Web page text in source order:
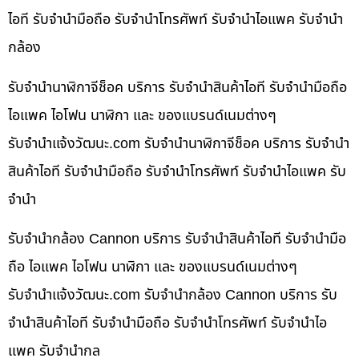
ไอที รับจำนำมือถือ รับจำนำโทรศัพท์ รับจำนำไอแพค รับจำนำ
กล้อง
รับจำนำนาฬิกาจีช็อค บริการ รับจำนำสินค้าไอที รับจำนำมือถือ
ไอแพค ไอโฟน นาฬิกา และ ของแบรนด์เนมต่างๆ
รับจํานําแจ้งวัฒนะ.com รับจำนำนาฬิกาจีช็อค บริการ รับจำนำ
สินค้าไอที รับจำนำมือถือ รับจำนำโทรศัพท์ รับจำนำไอแพค รับ
จำนำ
รับจำนำกล้อง Cannon บริการ รับจำนำสินค้าไอที รับจำนำมือ
ถือ ไอแพค ไอโฟน นาฬิกา และ ของแบรนด์เนมต่างๆ
รับจํานําแจ้งวัฒนะ.com รับจำนำกล้อง Cannon บริการ รับ
จำนำสินค้าไอที รับจำนำมือถือ รับจำนำโทรศัพท์ รับจำนำไอ
แพค รับจำนำกล